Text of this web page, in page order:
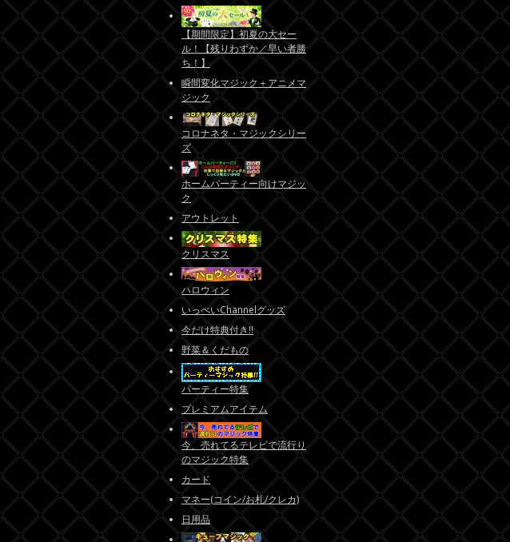
【期間限定】初夏の大セー
ル！【残りわずか／早い者勝
ち！】
瞬間変化マジック＋アニメマ
ジック
コロナネタ・マジックシリー
ズ
ホームパーティー向けマジッ
ク
アウトレット
クリスマス
ハロウィン
いっぺいChannelグッズ
今だけ特典付き!!
野菜＆くだもの
パーティー特集
プレミアムアイテム
今、売れてるテレビで流行り
のマジック特集
カード
マネー(コイン/お札/クレカ)
日用品